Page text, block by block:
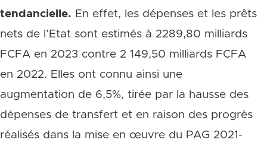
tendancielle. En effet, les dépenses et les prêts
nets de l’Etat sont estimés à 2289,80 milliards
FCFA en 2023 contre 2 149,50 milliards FCFA
en 2022. Elles ont connu ainsi une
augmentation de 6,5%, tirée par la hausse des
dépenses de transfert et en raison des progrès
réalisés dans la mise en œuvre du PAG 2021-